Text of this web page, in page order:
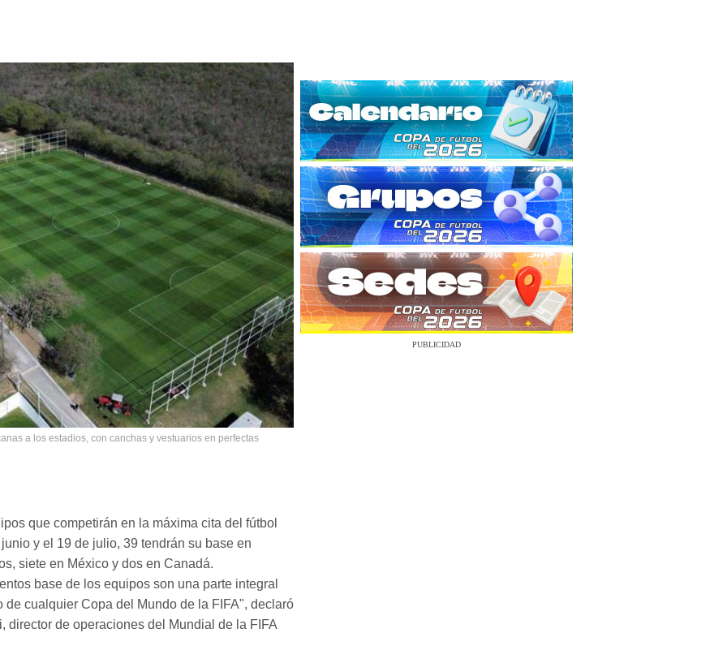
a los estadios, con canchas y vestuarios en perfectas
que competirán en la máxima cita del fútbol
y el 19 de julio, 39 tendrán su base en
siete en México y dos en Canadá.
base de los equipos son una parte integral
de cualquier Copa del Mundo de la FIFA", declaró
director de operaciones del Mundial de la FIFA
PUBLICIDAD